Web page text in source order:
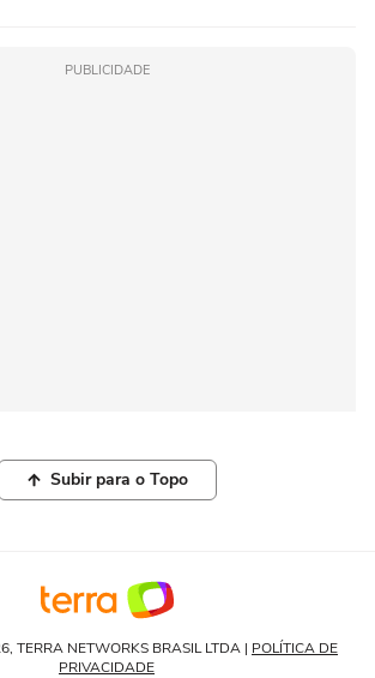
PUBLICIDADE
Subir para o Topo
TERRA NETWORKS BRASIL LTDA | POLÍTICA DE
PRIVACIDADE